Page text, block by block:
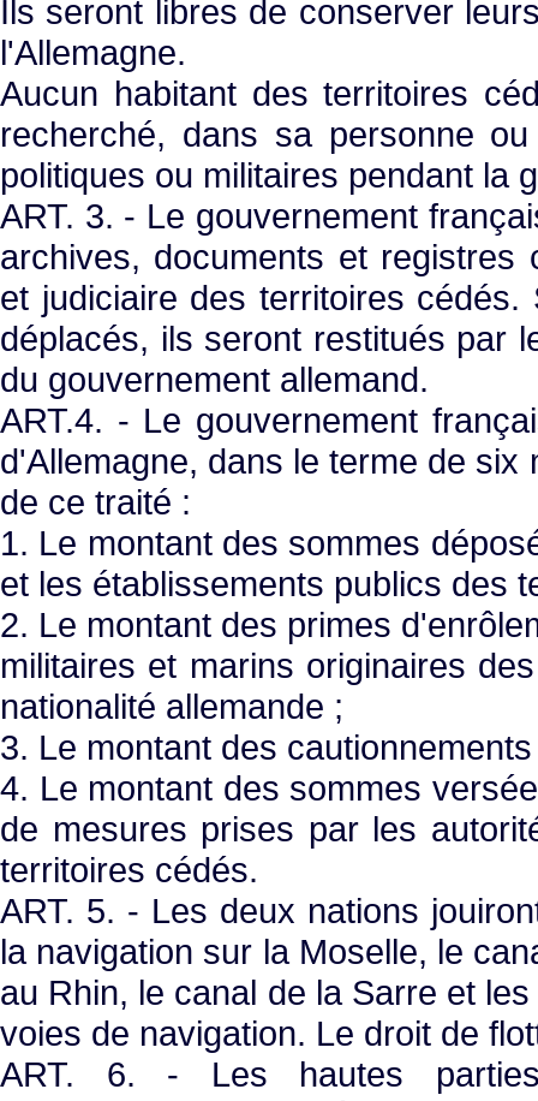
Ils seront libres de conserver
l'Allemagne.
Aucun habitant des territoires
recherché, dans sa personne
politiques ou militaires pendant la
ART. 3. - Le gouvernement
archives, documents et registres
et judiciaire des territoires
déplacés, ils seront restitués par
du gouvernement allemand.
ART.4. - Le gouvernement
d'Allemagne, dans le terme de
de ce traité :
1. Le montant des sommes
et les établissements publics des
2. Le montant des primes
militaires et marins originaires
nationalité allemande ;
3. Le montant des
4. Le montant des sommes
de mesures prises par les
territoires cédés.
ART. 5. - Les deux nations
la navigation sur la Moselle, le
au Rhin, le canal de la Sarre et
voies de navigation. Le droit de
ART. 6. - Les hautes